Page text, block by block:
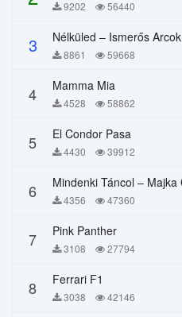
9202 56440
3 Nélküled – Ismerős Arcok
8861 59668
4 Mamma Mia
4528 58862
5 El Condor Pasa
4430 39912
6 4356 47360
7 Pink Panther
3108 27794
8 Ferrari F1
3038 42146